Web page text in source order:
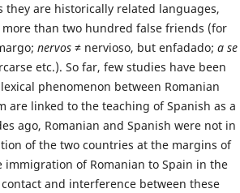
they are historically related languages,
more than two hundred false friends (for
nervos ≠ nervioso, but enfadado; a se
etc.). So far, few studies have been
phenomenon between Romanian
are linked to the teaching of Spanish as a
ago, Romanian and Spanish were not in
of the two countries at the margins of
immigration of Romanian to Spain in the
and interference between these